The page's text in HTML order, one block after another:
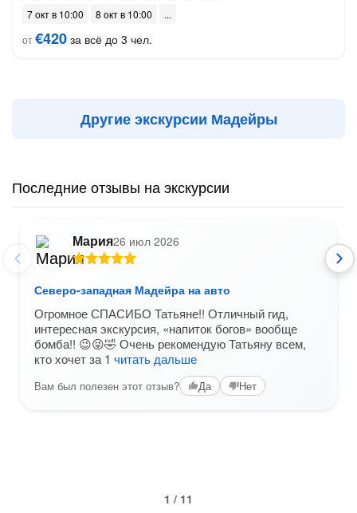
7 окт в 10:00
8 окт в 10:00
от€420 за всё до 3 чел.
Другие экскурсии Мадейры
Последние отзывы на экскурсии
Мария26 июл 2026
Северо-западная Мадейра на авто
Огромное СПАСИБО Татьяне!! Отличный гид,
интересная экскурсия, «напиток богов» вообще
бомба!! 😉😜🤣 Очень рекомендую Татьяну всем,
кто хочет за 1 читать дальше
Вам был полезен этот отзыв? Да Нет
1 / 11